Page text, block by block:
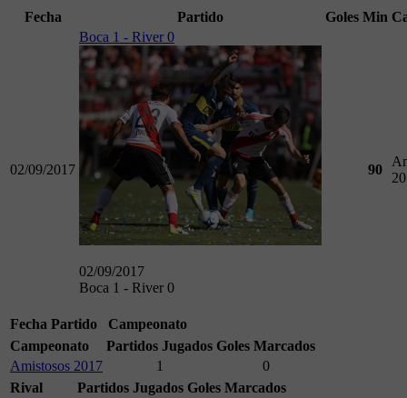
Fecha Partido Goles Min
02/09/2017
Boca 1 - River 0
02/09/2017
Boca 1 - River 0
90
Fecha Partido
Campeonato
Campeonato
Partidos Jugados Goles Marcados
Amistosos 2017
1
0
Rival
Partidos Jugados Goles Marcados